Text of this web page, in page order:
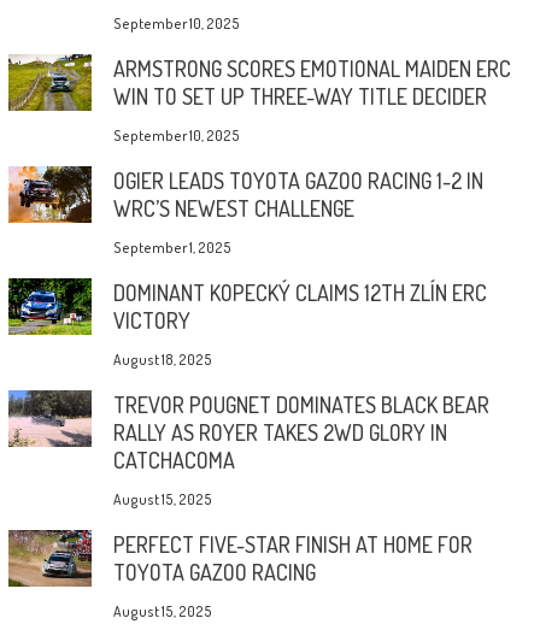
September 10, 2025
ARMSTRONG SCORES EMOTIONAL MAIDEN ERC
WIN TO SET UP THREE-WAY TITLE DECIDER
September 10, 2025
OGIER LEADS TOYOTA GAZOO RACING 1-2 IN
WRC’S NEWEST CHALLENGE
September 1, 2025
DOMINANT KOPECKÝ CLAIMS 12TH ZLÍN ERC
VICTORY
August 18, 2025
TREVOR POUGNET DOMINATES BLACK BEAR
RALLY AS ROYER TAKES 2WD GLORY IN
CATCHACOMA
August 15, 2025
PERFECT FIVE-STAR FINISH AT HOME FOR
TOYOTA GAZOO RACING
August 15, 2025